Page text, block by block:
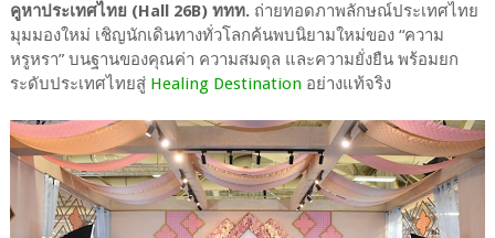
คูหาประเทศไทย (Hall 26B) ททท. ถ่ายทอดภาพลักษณ์ประเทศไทย
มุมมองใหม่ เชิญนักเดินทางทั่วโลกค้นพบนิยามใหม่ของ “ความ
หรูหรา” บนฐานของคุณค่า ความสมดุล และความยั่งยืน พร้อมยก
ระดับประเทศไทยสู่ Healing Destinationอย่างแท้จริง